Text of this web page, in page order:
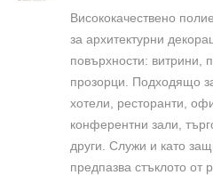
Висококачествено
за архитектурни
повърхности: витрини,
прозорци. Подходящо
хотели, ресторанти,
конферентни зали,
други. Служи и като
предпазва стъклото от